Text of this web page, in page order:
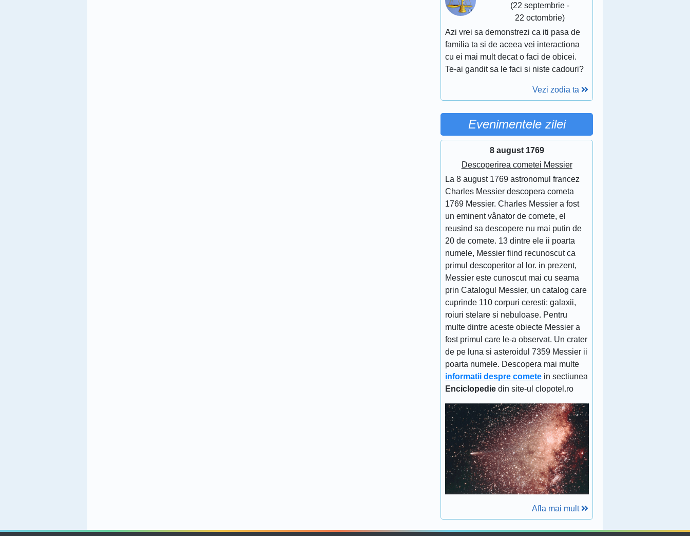
(22 septembrie -
22 octombrie)
Azi vrei sa demonstrezi ca iti pasa de
familia ta si de aceea vei interactiona
cu ei mai mult decat o faci de obicei.
Te-ai gandit sa le faci si niste cadouri?
Vezi zodia ta
Evenimentele zilei
8 august 1769
Descoperirea cometei Messier
La 8 august 1769 astronomul francez
Charles Messier descopera cometa
1769 Messier. Charles Messier a fost
un eminent vânator de comete, el
reusind sa descopere nu mai putin de
20 de comete. 13 dintre ele ii poarta
numele, Messier fiind recunoscut ca
primul descoperitor al lor. in prezent,
Messier este cunoscut mai cu seama
prin Catalogul Messier, un catalog care
cuprinde 110 corpuri ceresti: galaxii,
roiuri stelare si nebuloase. Pentru
multe dintre aceste obiecte Messier a
fost primul care le-a observat. Un crater
de pe luna si asteroidul 7359 Messier ii
poarta numele. Descopera mai multe
informatii despre comete in sectiunea
Enciclopedie din site-ul clopotel.ro
Afla mai mult